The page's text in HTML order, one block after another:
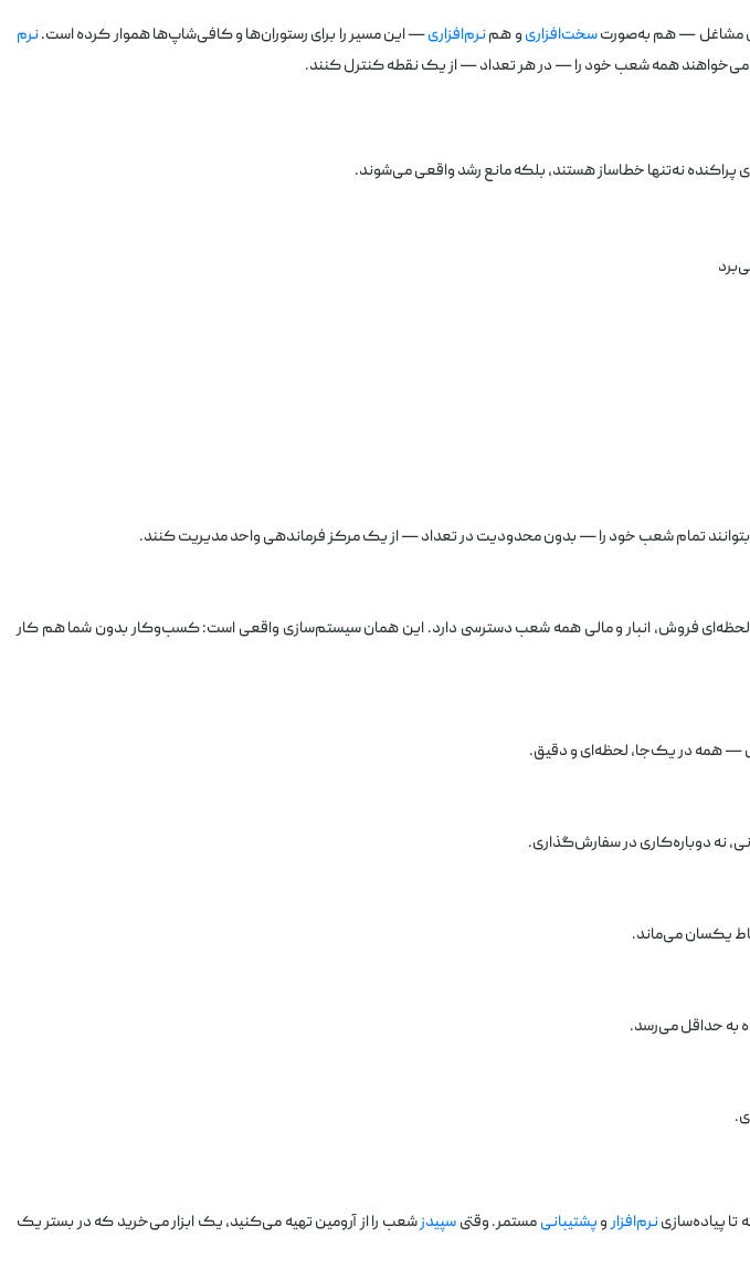
مشاغل — هم به‌صورتسخت‌افزاری و همنرم‌افزاری— این مسیر را برای رستوران‌ها و کافی‌شاپ‌ها هموار کرده است.نرم
همه شعب خود را — در هر تعداد — از یک نقطه کنترل کنند.
نه‌تنها خطاساز هستند، بلکه مانع رشد واقعی می‌شوند.
تمام شعب خود را — بدون محدودیت در تعداد — از یک مرکز فرماندهی واحد مدیریت کنند.
فروش، انبار و مالی همه شعب دسترسی دارد. این همان سیستم‌سازی واقعی است: کسب‌وکار بدون شما هم کار
— همه در یک‌جا، لحظه‌ای و دقیق.
نه دوباره‌کاری در سفارش‌گذاری.
یکسان می‌ماند.
به حداقل می‌رسد.
تا پیاده‌سازینرم‌افزارو پشتیبانی مستمر. وقتی سپیدزشعب را از آرومین تهیه می‌کنید، یک ابزار می‌خرید که در بستر یک